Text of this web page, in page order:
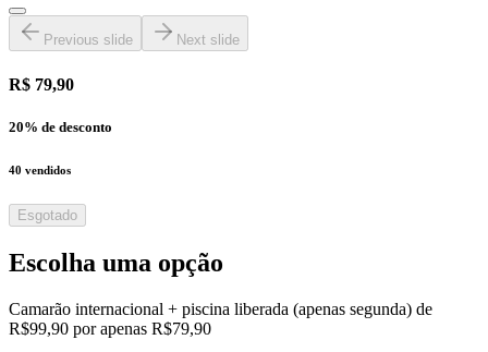
Previous slide Next slide
R$ 79,90
20% de desconto
40 vendidos
Esgotado
Escolha uma opção
Camarão internacional + piscina liberada (apenas segunda) de
R$99,90 por apenas R$79,90